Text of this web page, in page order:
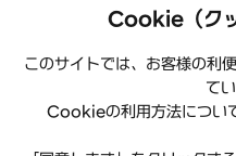
Cookie（ク
このサイトでは、お客様の利
て
Cookieの利用方法につい